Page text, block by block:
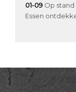
01-09 Op stand
Essen